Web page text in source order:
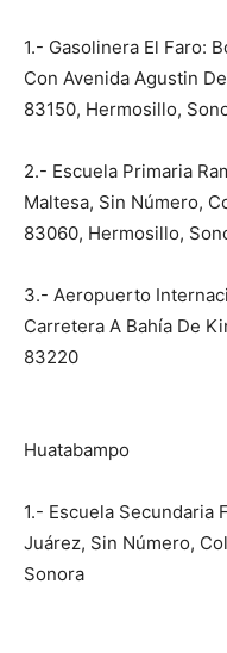
1.- Gasolinera El Faro:
Con Avenida Agustin
83150, Hermosillo,
2.- Escuela Primaria
Maltesa, Sin Número,
83060, Hermosillo,
3.- Aeropuerto
Carretera A Bahía De
83220
Huatabampo
1.- Escuela Secundaria
Juárez, Sin Número,
Sonora